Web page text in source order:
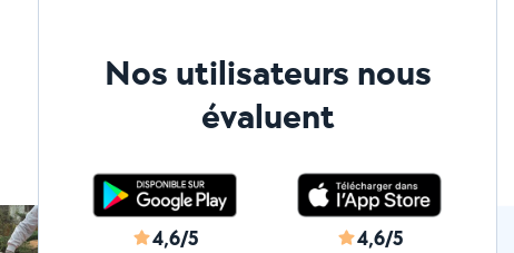
Nos utilisateurs nous
évaluent
4,6/5 4,6/5